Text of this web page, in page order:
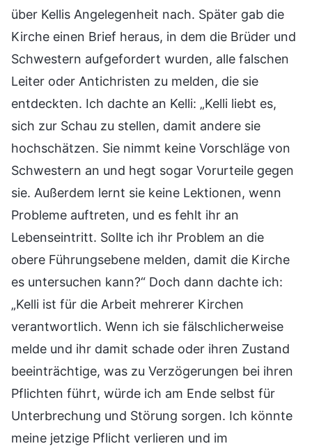
über Kellis Angelegenheit nach. Später gab die
Kirche einen Brief heraus, in dem die Brüder und
Schwestern aufgefordert wurden, alle falschen
Leiter oder Antichristen zu melden, die sie
entdeckten. Ich dachte an Kelli: „Kelli liebt es,
sich zur Schau zu stellen, damit andere sie
hochschätzen. Sie nimmt keine Vorschläge von
Schwestern an und hegt sogar Vorurteile gegen
sie. Außerdem lernt sie keine Lektionen, wenn
Probleme auftreten, und es fehlt ihr an
Lebenseintritt. Sollte ich ihr Problem an die
obere Führungsebene melden, damit die Kirche
es untersuchen kann?“ Doch dann dachte ich:
„Kelli ist für die Arbeit mehrerer Kirchen
verantwortlich. Wenn ich sie fälschlicherweise
melde und ihr damit schade oder ihren Zustand
beeinträchtige, was zu Verzögerungen bei ihren
Pflichten führt, würde ich am Ende selbst für
Unterbrechung und Störung sorgen. Ich könnte
meine jetzige Pflicht verlieren und im